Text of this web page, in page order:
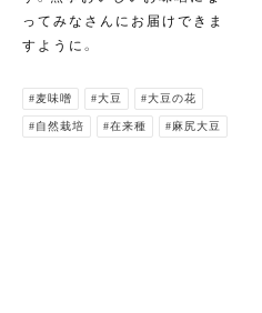
ってみなさんにお届けできま
すように。
#麦味噌 #大豆 #大豆の花
#自然栽培 #在来種 #麻尻大豆